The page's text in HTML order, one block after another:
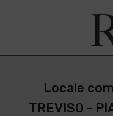
Locale
TREVISO -